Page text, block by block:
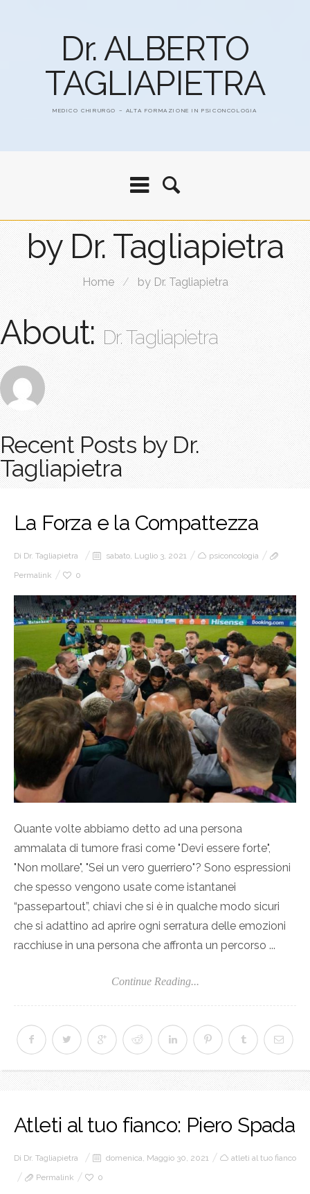
Dr. ALBERTO
TAGLIAPIETRA
MEDICO CHIRURGO – ALTA FORMAZIONE IN PSICONCOLOGIA
by Dr. Tagliapietra
Home / by Dr. Tagliapietra
About:Dr. Tagliapietra
Recent Posts by Dr.
Tagliapietra
La Forza e la Compattezza
Di Dr. Tagliapietra sabato, Luglio 3, 2021
psiconcologia
Permalink
0
Quante volte abbiamo detto ad una persona
ammalata di tumore frasi come "Devi essere forte",
"Non mollare", "Sei un vero guerriero"? Sono espressioni
che spesso vengono usate come istantanei
“passepartout”, chiavi che si è in qualche modo sicuri
che si adattino ad aprire ogni serratura delle emozioni
racchiuse in una persona che affronta un percorso ...
Continue Reading...
Atleti al tuo fianco: Piero Spada
Di Dr. Tagliapietra domenica, Maggio 30, 2021
atleti al tuo fianco
Permalink
0